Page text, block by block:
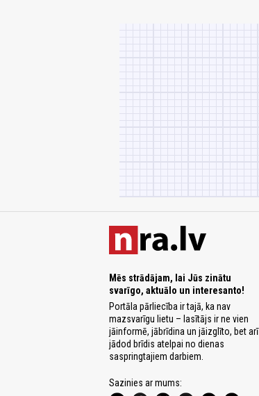
Mēs strādājam, lai Jūs zinātu
svarīgo, aktuālo un interesanto!
Portāla pārliecība ir tajā, ka nav
mazsvarīgu lietu – lasītājs ir ne vien
jāinformē, jābrīdina un jāizglīto, bet arī
jādod brīdis atelpai no dienas
saspringtajiem darbiem.
Sazinies ar mums: